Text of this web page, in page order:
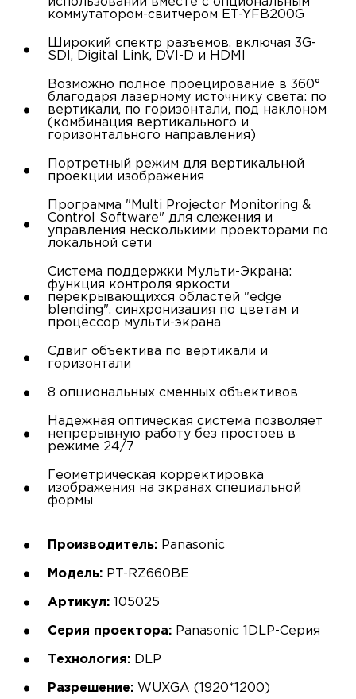
коммутатором-свитчером ET-YFB200G
Широкий спектр разъемов, включая 3G-
SDI, Digital Link, DVI-D и HDMI
Возможно полное проецирование в 360°
благодаря лазерному источнику света: по
вертикали, по горизонтали, под наклоном
(комбинация вертикального и
горизонтального направления)
Портретный режим для вертикальной
проекции изображения
Программа "Multi Projector Monitoring &
Control Software" для слежения и
управления несколькими проекторами по
локальной сети
Система поддержки Мульти-Экрана:
функция контроля яркости
перекрывающихся областей "edge
blending", синхронизация по цветам и
процессор мульти-экрана
Сдвиг объектива по вертикали и
горизонтали
8 опциональных сменных объективов
Надежная оптическая система позволяет
непрерывную работу без простоев в
режиме 24/7
Геометрическая корректировка
изображения на экранах специальной
формы
Производитель: Panasonic
Модель: PT-RZ660BE
Артикул: 105025
Серия проектора: Panasonic 1DLP-Серия
Технология: DLP
Разрешение: WUXGA (1920*1200)